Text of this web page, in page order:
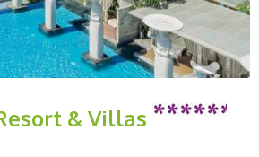
& Villas